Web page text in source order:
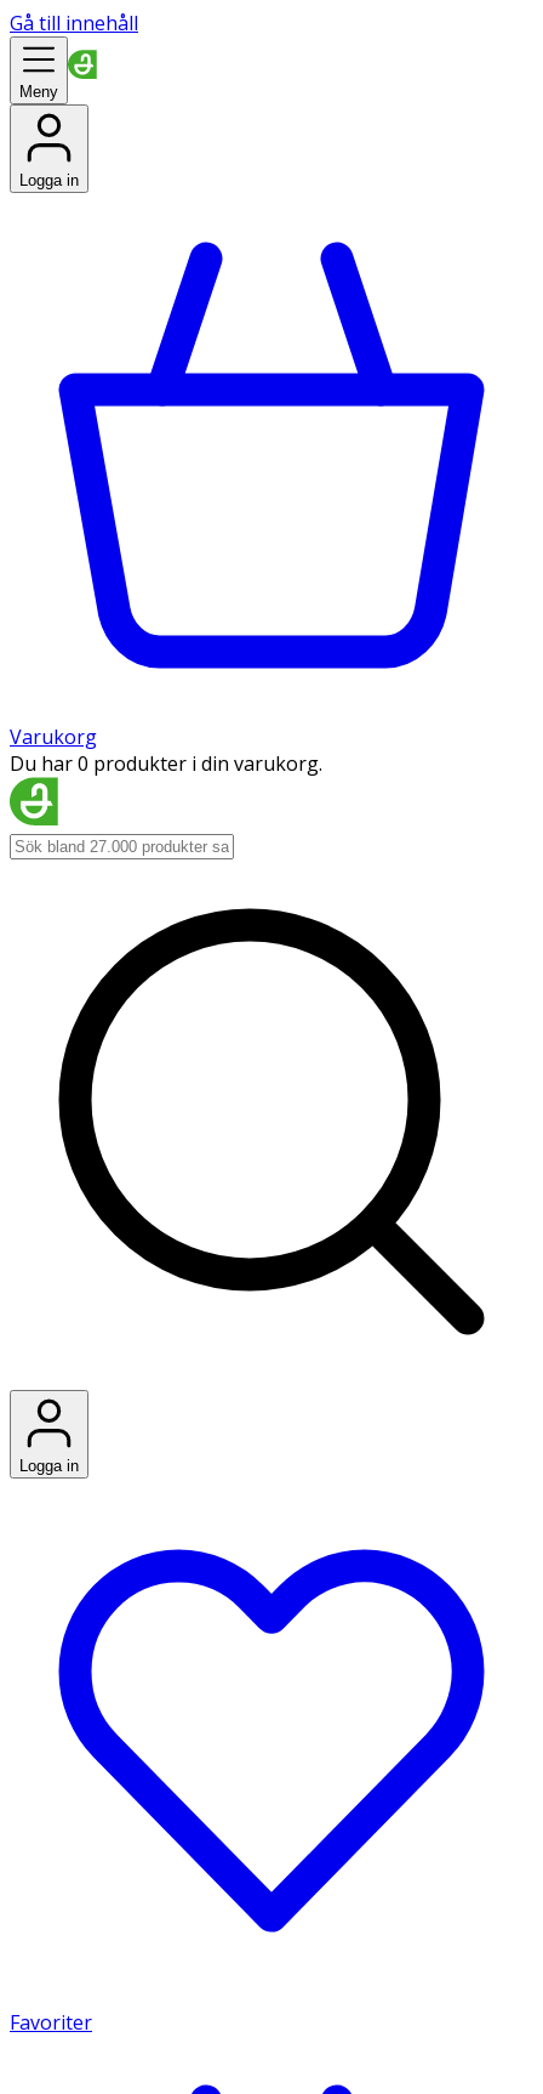
Gå till innehåll
Meny
Logga in
Varukorg
Du har 0 produkter i din varukorg.
Logga in
Favoriter